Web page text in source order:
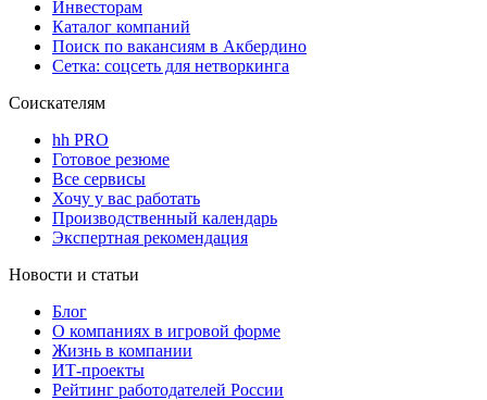
Инвесторам
Каталог компаний
Поиск по вакансиям в Акбердино
Сетка: соцсеть для нетворкинга
Соискателям
hh PRO
Готовое резюме
Все сервисы
Хочу у вас работать
Производственный календарь
Экспертная рекомендация
Новости и статьи
Блог
О компаниях в игровой форме
Жизнь в компании
ИТ-проекты
Рейтинг работодателей России